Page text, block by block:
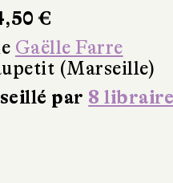
€
Gaëlle Farre
(Marseille)
par 8